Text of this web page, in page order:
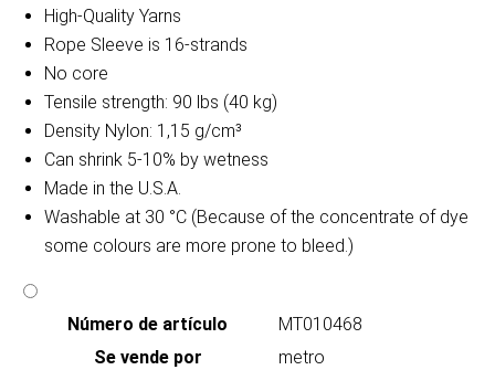
High-Quality Yarns
Rope Sleeve is 16-strands
No core
Tensile strength: 90 lbs (40 kg)
Density Nylon: 1,15 g/cm³
Can shrink 5-10% by wetness
Made in the U.S.A.
Washable at 30 °C (Because of the concentrate of dye
some colours are more prone to bleed.)
Número de artículo
MT010468
Se vende por
metro